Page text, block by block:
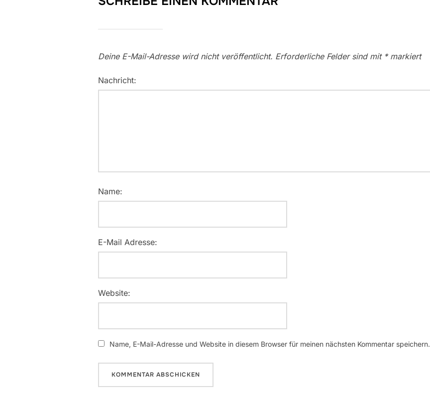
Deine E-Mail-Adresse wird nicht veröffentlicht. Erforderliche Felder sind mit *markiert
Nachricht:
Name:
E-Mail Adresse:
Website:
Name, E-Mail-Adresse und Website in diesem Browser für meinen nächsten Kommentar speichern.